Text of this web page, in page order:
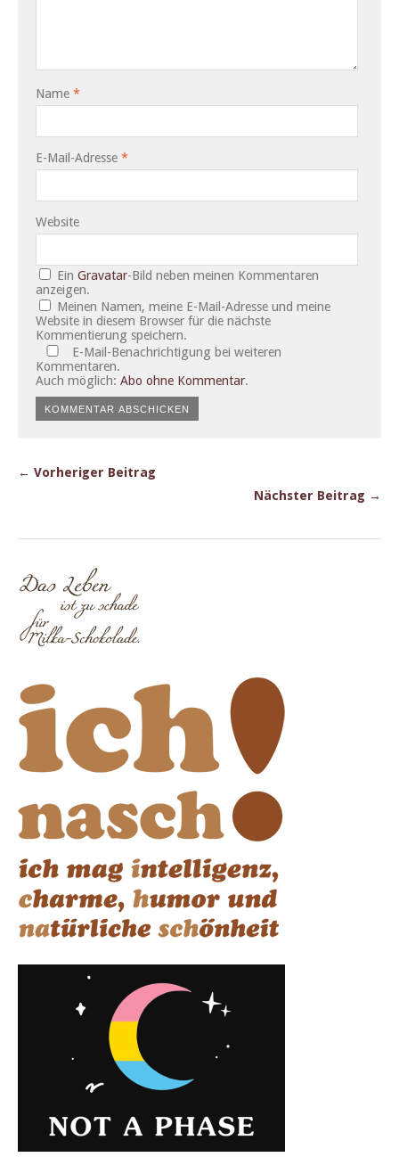
Name *
E-Mail-Adresse *
Website
EinGravatar-Bild neben meinen Kommentaren
anzeigen.
Meinen Namen, meine E-Mail-Adresse und meine
Website in diesem Browser für die nächste
Kommentierung speichern.
E-Mail-Benachrichtigung bei weiteren
Kommentaren.
Auch möglich: Abo ohne Kommentar.
← Vorheriger Beitrag
Nächster Beitrag →